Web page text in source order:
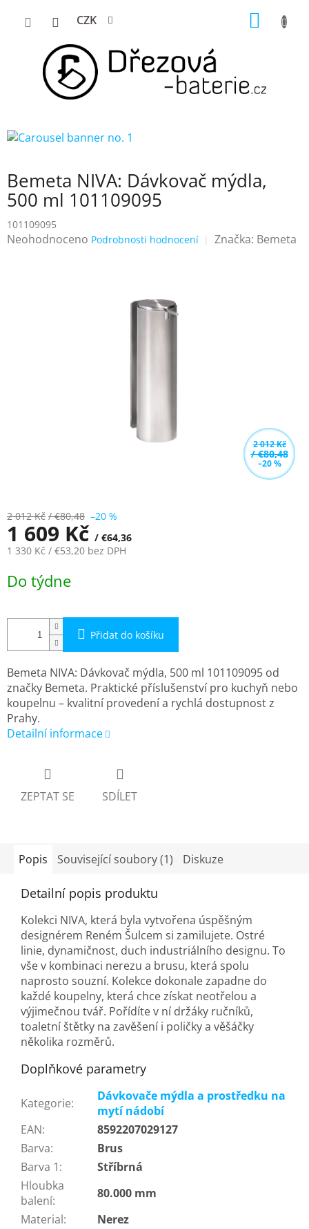
CZK
Bemeta NIVA: Dávkovač mýdla,
500 ml 101109095
101109095
Průměrné
Neohodnoceno Podrobnosti hodnocení Značka: Bemeta
2 012 Kč
/ €80,48
–20 %
2 012 Kč / €80,48 –20 %
1 609 Kč / €64,36
1 330 Kč / €53,20 bez DPH
cena:
Do týdne
Přidat do košíku
Bemeta NIVA: Dávkovač mýdla, 500 ml 101109095 od
značky Bemeta. Praktické příslušenství pro kuchyň nebo
koupelnu – kvalitní provedení a rychlá dostupnost z
Prahy.
Detailní informace
ZEPTAT SE SDÍLET
Popis Související soubory (1) Diskuze
Detailní popis produktu
Kolekci NIVA, která byla vytvořena úspěšným
designérem Reném Šulcem si zamilujete. Ostré
linie, dynamičnost, duch industriálního designu. To
vše v kombinaci nerezu a brusu, která spolu
naprosto souzní. Kolekce dokonale zapadne do
každé koupelny, která chce získat neotřelou a
výjimečnou tvář. Pořídíte v ní držáky ručníků,
toaletní štětky na zavěšení i poličky a věšáčky
několika rozměrů.
Doplňkové parametry
Kategorie:
Dávkovače mýdla a prostředku na
mytí nádobí
EAN:
8592207029127
Barva:
Brus
Barva 1:
Stříbrná
Hloubka
balení:
80.000 mm
Material:
Nerez